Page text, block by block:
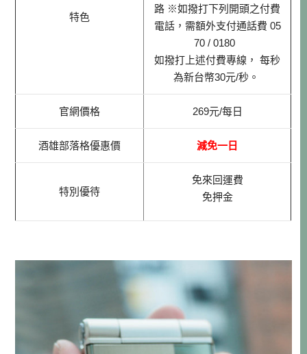
特色
路 ※如撥打下列開頭之付費
電話，需額外支付通話費 05
70 / 0180
如撥打上述付費專線， 每秒
為新台幣30元/秒。
官網價格 269元/每日
酒雄部落格優惠價 減免一日
特別優待
免來回運費
免押金